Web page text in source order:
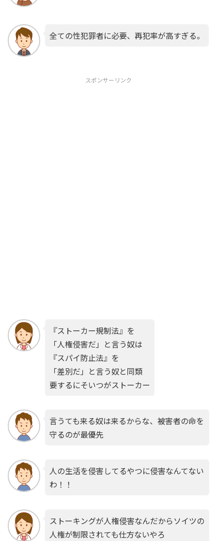
全ての性犯罪者に必要、再犯率が高すぎる。
スポンサーリンク
『ストーカー規制法』を
「人権侵害だ」と言う奴は
『スパイ防止法』を
「差別だ」と言う奴と同類
要するにそいつがストーカー
言うても来る奴は来るからな、被害者の命を
守るのが最優先
人の生活を侵害してるやつに侵害なんてない
わ！！
ストーキングが人権侵害なんだからソイツの
人権が制限されても仕方ないやろ